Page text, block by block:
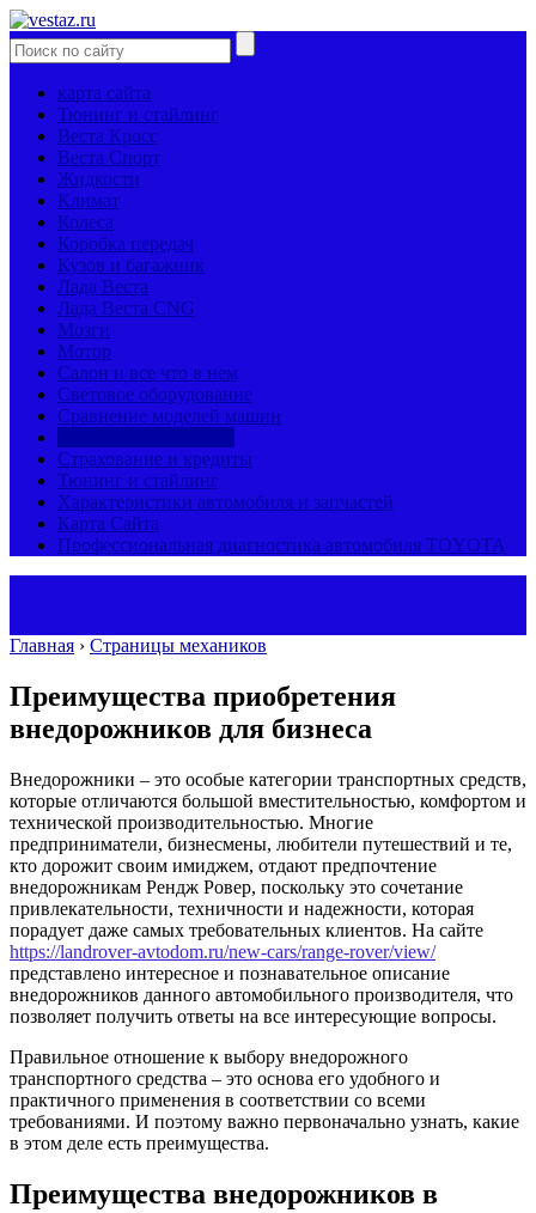
карта сайта
Тюнинг и стайлинг
Веста Кросс
Веста Спорт
Жидкости
Климат
Колеса
Коробка передач
Кузов и багажник
Лада Веста
Лада Веста CNG
Мозги
Мотор
Салон и все что в нем
Световое оборудование
Сравнение моделей машин
Страхование и кредиты
Тюнинг и стайлинг
Характеристики автомобиля и запчастей
Карта Сайта
Профессиональная диагностика автомобиля TOYOTA
Главная › Страницы механиков
Преимущества приобретения
внедорожников для бизнеса
Внедорожники – это особые категории транспортных средств,
которые отличаются большой вместительностью, комфортом и
технической производительностью. Многие
предприниматели, бизнесмены, любители путешествий и те,
кто дорожит своим имиджем, отдают предпочтение
внедорожникам Рендж Ровер, поскольку это сочетание
привлекательности, техничности и надежности, которая
порадует даже самых требовательных клиентов. На сайте
https://landrover-avtodom.ru/new-cars/range-rover/view/
представлено интересное и познавательное описание
внедорожников данного автомобильного производителя, что
позволяет получить ответы на все интересующие вопросы.
Правильное отношение к выбору внедорожного
транспортного средства – это основа его удобного и
практичного применения в соответствии со всеми
требованиями. И поэтому важно первоначально узнать, какие
в этом деле есть преимущества.
Преимущества внедорожников в